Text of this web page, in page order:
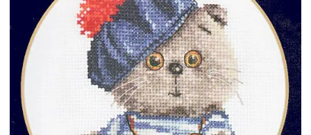
新規会員登録
会員規約について
特定商取引法について
個人情報取り扱いについて